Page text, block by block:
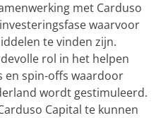
met Carduso
waarvoor
te vinden zijn.
rol in het helpen
en spin-offs waardoor
wordt gestimuleerd.
Capital te kunnen